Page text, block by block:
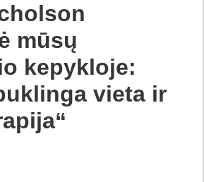
mūsų
kepykloje:
vieta ir